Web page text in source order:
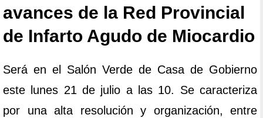
avances de la Red Provincial
de Infarto Agudo de Miocardio
Será en el Salón Verde de Casa de Gobierno
este lunes 21 de julio a las 10. Se caracteriza
por una alta resolución y organización, entre